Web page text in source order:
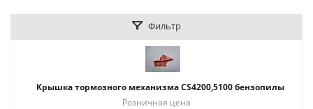
Фильтр
Крышка тормозного механизма CS4200,5100 бензопилы
Розничная цена